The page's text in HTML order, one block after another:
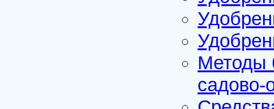
Методы
садово-